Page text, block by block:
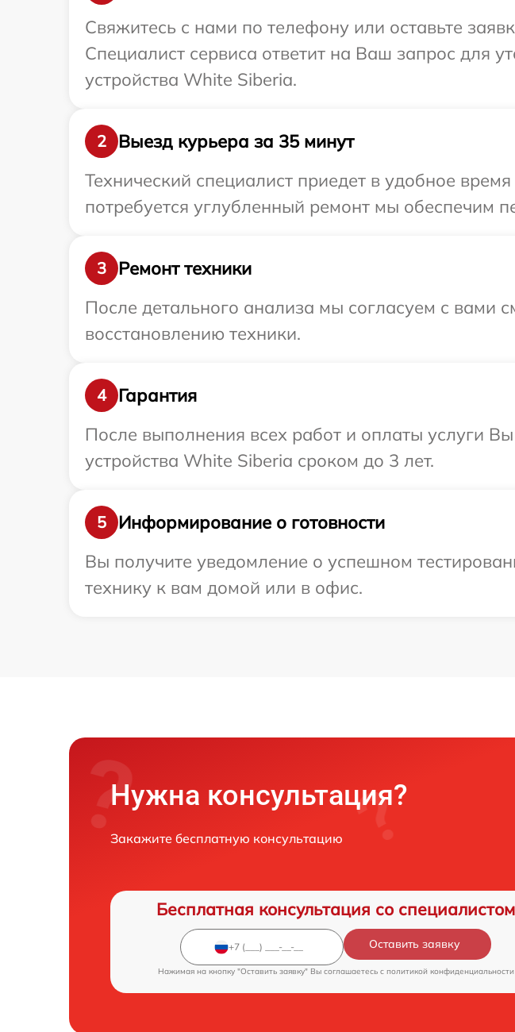
Свяжитесь с нами по телефону или оставьте
Специалист сервиса ответит на Ваш запрос для
устройства White Siberia.
2
Выезд курьера за 35 минут
Технический специалист приедет в удобное
потребуется углубленный ремонт мы обеспечим
3
Ремонт техники
После детального анализа мы согласуем с вами
восстановлению техники.
4
Гарантия
После выполнения всех работ и оплаты услуги
устройства White Siberia сроком до 3 лет.
5
Информирование о готовности
Вы получите уведомление о успешном
технику к вам домой или в офис.
Нужна консультация?
Закажите бесплатную консультацию
Бесплатная консультация со специалистом
Оставить заявку
Нажимая на кнопку "Оставить заявку" Вы соглашаетесь c политикой конфиденциальности